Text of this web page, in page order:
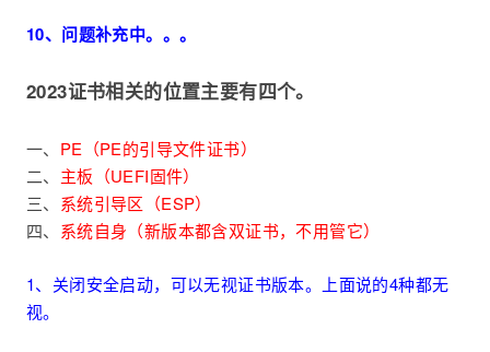
10、问题补充中。。。
2023证书相关的位置主要有四个。
一、 PE（PE的引导文件证书）
二、 主板（UEFI固件）
三、 系统引导区（ESP）
四、 系统自身（新版本都含双证书，不用管它）
1、关闭安全启动，可以无视证书版本。上面说的4种都无
视。